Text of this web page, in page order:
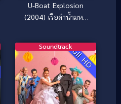
U-Boat Explosion
(2004) เรือดำน้ำมหา
Full HD
Soundtrack